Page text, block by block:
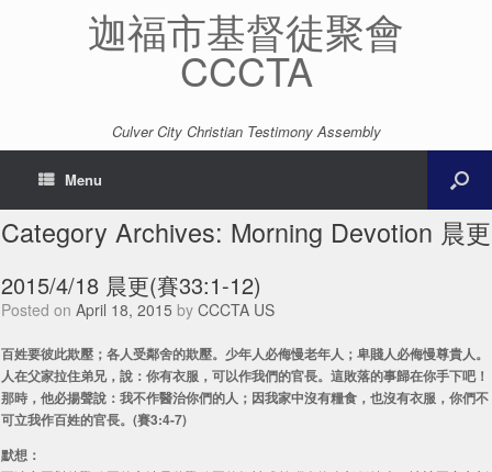
迦福市基督徒聚會
CCCTA
Culver City Christian Testimony Assembly
Menu
Category Archives: Morning Devotion 晨更
2015/4/18 晨更(賽33:1-12)
Posted on April 18, 2015 by CCCTA US
百姓要彼此欺壓；各人受鄰舍的欺壓。少年人必侮慢老年人；卑賤人必侮慢尊貴人。
人在父家拉住弟兄，說：你有衣服，可以作我們的官長。這敗落的事歸在你手下吧！
那時，他必揚聲說：我不作醫治你們的人；因我家中沒有糧食，也沒有衣服，你們不
可立我作百姓的官長。(賽3:4-7)
默想：